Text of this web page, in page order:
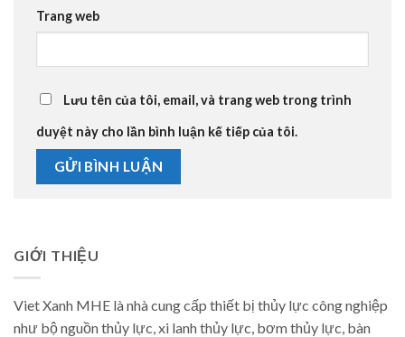
Trang web
Lưu tên của tôi, email, và trang web trong trình
duyệt này cho lần bình luận kế tiếp của tôi.
GIỚI THIỆU
Viet Xanh MHE là nhà cung cấp thiết bị thủy lực công nghiệp
như bộ nguồn thủy lực, xi lanh thủy lực, bơm thủy lực, bàn